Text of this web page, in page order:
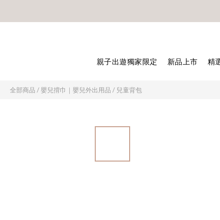
親子出遊獨家限定 新品上市 精
全部商品 /嬰兒揹巾｜嬰兒外出用品 / 兒童背包